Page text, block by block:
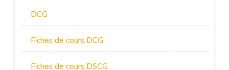
DCG
Fiches de cours DCG
Fiches de cours DSCG